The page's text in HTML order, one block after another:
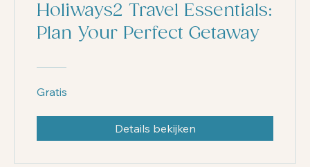
Holiways2 Travel Essentials:
Plan Your Perfect Getaway
Gratis
Details bekijken